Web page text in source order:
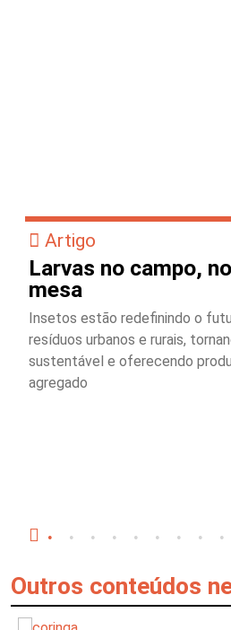
Artigo
Larvas no campo,
mesa
Insetos estão redefinindo o
resíduos urbanos e rurais,
sustentável e oferecendo
agregado
Outros conteúdos